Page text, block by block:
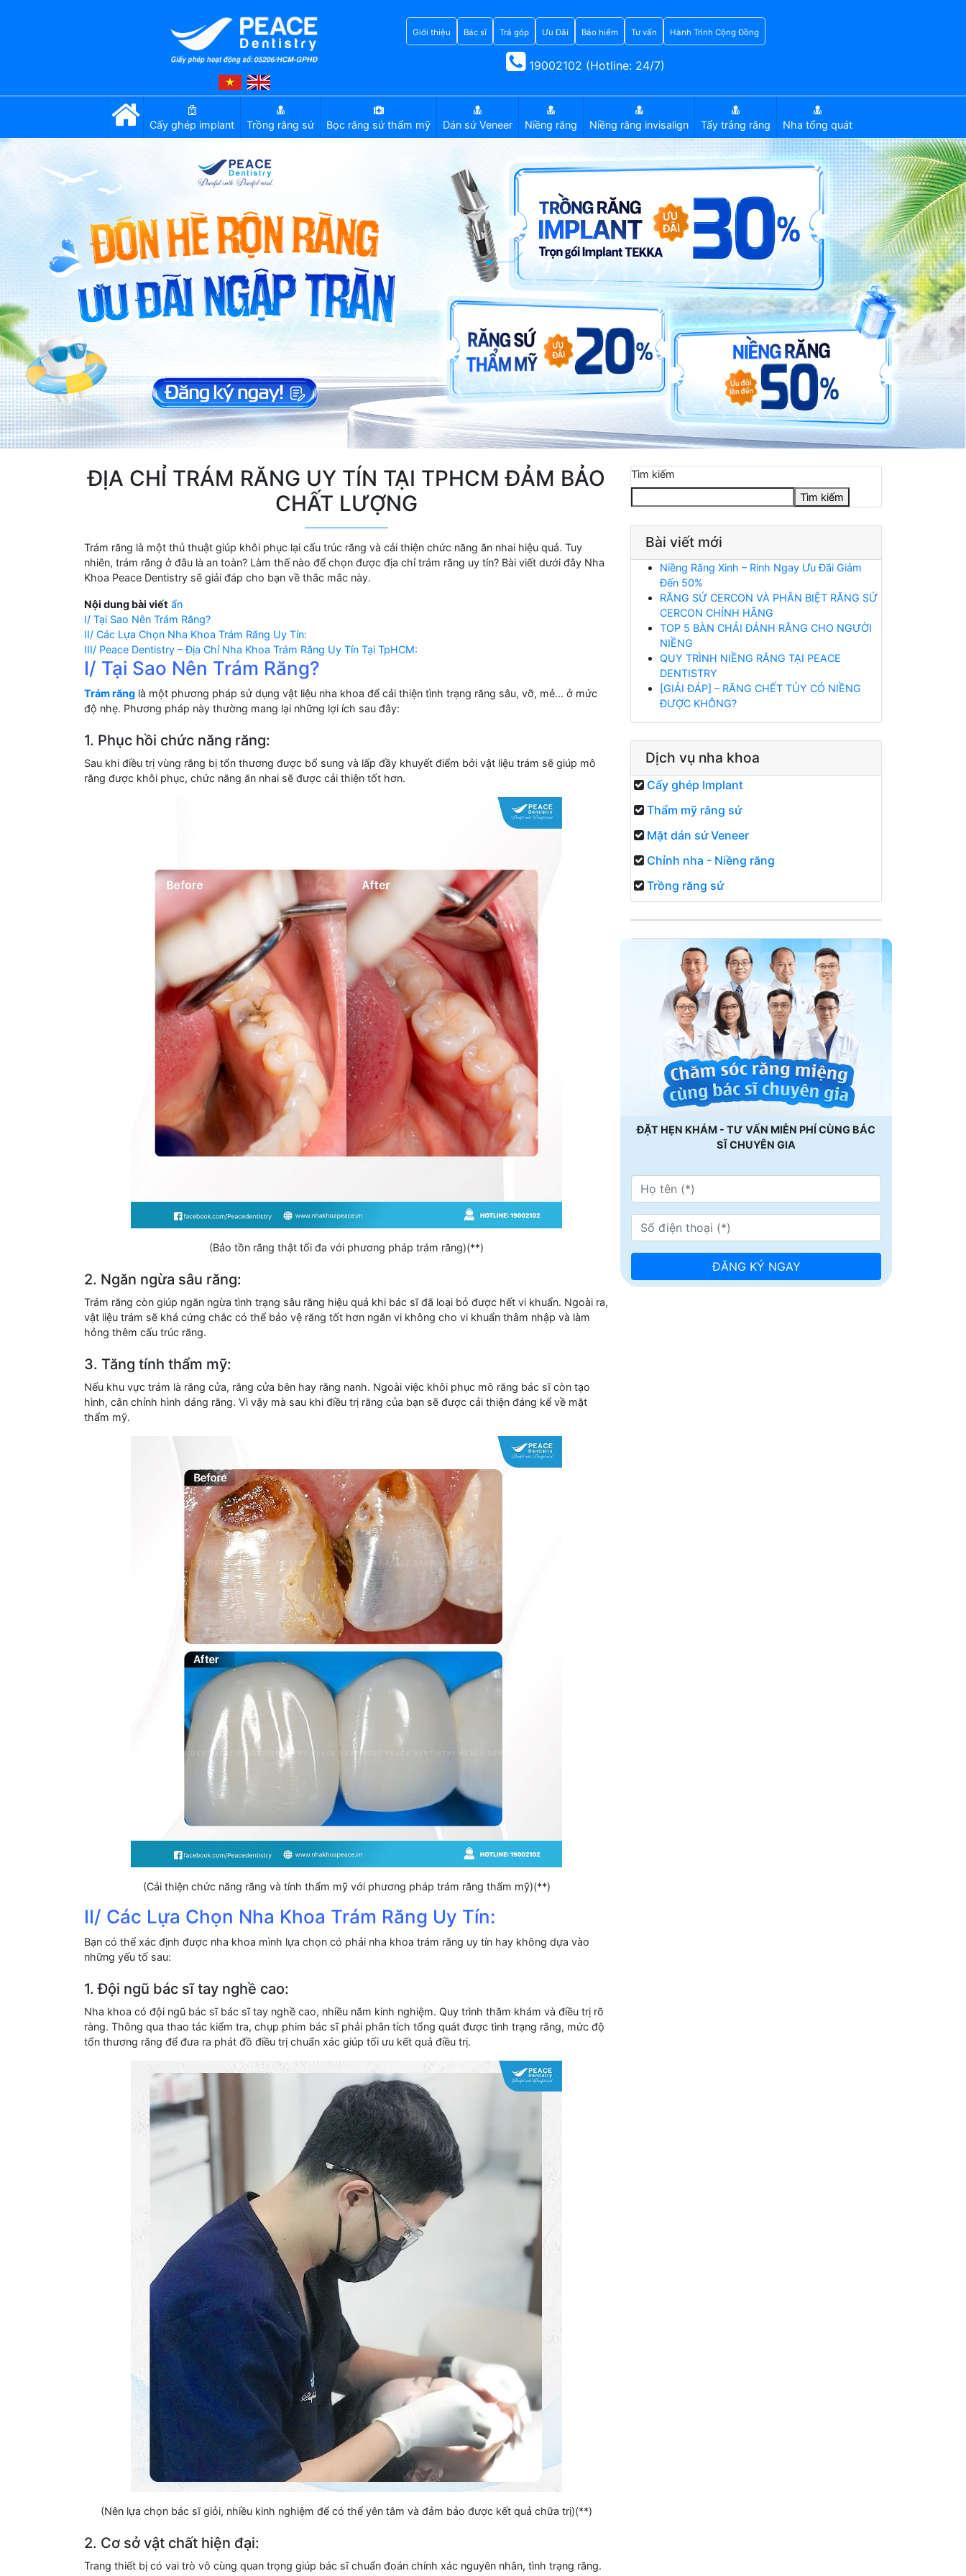
Giới thiệu Bác sĩ Trả góp Ưu Đãi Bảo hiểm Tư vấn Hành Trình Cộng Đồng
19002102 (Hotline: 24/7)
Cấy ghép implant Trồng răng sứ Bọc răng sứ thẩm mỹ Dán sứ Veneer Niềng răng Niềng răng invisalign Tẩy trắng răng Nha tổng quát
ĐỊA CHỈ TRÁM RĂNG UY TÍN TẠI TPHCM ĐẢM BẢO
CHẤT LƯỢNG
Trám răng là một thủ thuật giúp khôi phục lại cấu trúc răng và cải thiện chức năng ăn nhai hiệu quả. Tuy
nhiên, trám răng ở đâu là an toàn? Làm thế nào để chọn được địa chỉ trám răng uy tín? Bài viết dưới đây Nha
Khoa Peace Dentistry sẽ giải đáp cho bạn về thắc mắc này.
Nội dung bài viết ẩn
I/ Tại Sao Nên Trám Răng?
II/ Các Lựa Chọn Nha Khoa Trám Răng Uy Tín:
III/ Peace Dentistry – Địa Chỉ Nha Khoa Trám Răng Uy Tín Tại TpHCM:
I/ Tại Sao Nên Trám Răng?
Trám răng là một phương pháp sử dụng vật liệu nha khoa để cải thiện tình trạng răng sâu, vỡ, mẻ… ở mức
độ nhẹ. Phương pháp này thường mang lại những lợi ích sau đây:
1. Phục hồi chức năng răng:
Sau khi điều trị vùng răng bị tổn thương được bổ sung và lấp đầy khuyết điểm bởi vật liệu trám sẽ giúp mô
răng được khôi phục, chức năng ăn nhai sẽ được cải thiện tốt hơn.
(Bảo tồn răng thật tối đa với phương pháp trám răng)(**)
2. Ngăn ngừa sâu răng:
Trám răng còn giúp ngăn ngừa tình trạng sâu răng hiệu quả khi bác sĩ đã loại bỏ được hết vi khuẩn. Ngoài ra,
vật liệu trám sẽ khá cứng chắc có thể bảo vệ răng tốt hơn ngăn vi không cho vi khuẩn thâm nhập và làm
hỏng thêm cấu trúc răng.
3. Tăng tính thẩm mỹ:
Nếu khu vực trám là răng cửa, răng cửa bên hay răng nanh. Ngoài việc khôi phục mô răng bác sĩ còn tạo
hình, cân chỉnh hình dáng răng. Vì vậy mà sau khi điều trị răng của bạn sẽ được cải thiện đáng kể về mặt
thẩm mỹ.
(Cải thiện chức năng răng và tính thẩm mỹ với phương pháp trám răng thẩm mỹ)(**)
II/ Các Lựa Chọn Nha Khoa Trám Răng Uy Tín:
Bạn có thể xác định được nha khoa mình lựa chọn có phải nha khoa trám răng uy tín hay không dựa vào
những yếu tố sau:
1. Đội ngũ bác sĩ tay nghề cao:
Nha khoa có đội ngũ bác sĩ bác sĩ tay nghề cao, nhiều năm kinh nghiệm. Quy trình thăm khám và điều trị rõ
ràng. Thông qua thao tác kiểm tra, chụp phim bác sĩ phải phân tích tổng quát được tình trạng răng, mức độ
tổn thương răng để đưa ra phát đồ điều trị chuẩn xác giúp tối ưu kết quả điều trị.
(Nên lựa chọn bác sĩ giỏi, nhiều kinh nghiệm để có thể yên tâm và đảm bảo được kết quả chữa trị)(**)
2. Cơ sở vật chất hiện đại:
Trang thiết bị có vai trò vô cùng quan trọng giúp bác sĩ chuẩn đoán chính xác nguyên nhân, tình trạng răng.
Tìm kiếm
Tìm kiếm
Bài viết mới
Niềng Răng Xinh – Rinh Ngay Ưu Đãi Giảm
Đến 50%
RĂNG SỨ CERCON VÀ PHÂN BIỆT RĂNG SỨ
CERCON CHÍNH HÃNG
TOP 5 BÀN CHẢI ĐÁNH RĂNG CHO NGƯỜI
NIỀNG
QUY TRÌNH NIỀNG RĂNG TẠI PEACE
DENTISTRY
[GIẢI ĐÁP] – RĂNG CHẾT TỦY CÓ NIỀNG
ĐƯỢC KHÔNG?
Dịch vụ nha khoa
Cấy ghép Implant
Thẩm mỹ răng sứ
Mặt dán sứ Veneer
Chỉnh nha - Niềng răng
Trồng răng sứ
ĐẶT HẸN KHÁM - TƯ VẤN MIỄN PHÍ CÙNG BÁC
SĨ CHUYÊN GIA